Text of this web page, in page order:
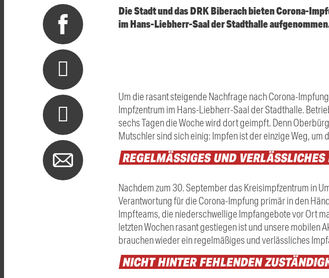
Die Stadt und das DRK Biberach bieten Corona-
im Hans-Liebherr-Saal der Stadthalle
Um die rasant steigende Nachfrage nach Corona-
Impfzentrum im Hans-Liebherr-Saal der Stadthalle.
sechs Tagen die Woche wird dort geimpft. Denn
Mutschler sind sich einig: Impfen ist der einzige Weg,
REGELMÄSSIGES UND VERLÄSSLICHES
Nachdem zum 30. September das Kreisimpfzentrum in
Verantwortung für die Corona-Impfung primär in den
Impfteams, die niederschwellige Impfangebote vor Ort
letzten Wochen rasant gestiegen ist und unsere mobilen
brauchen wieder ein regelmäßiges und verlässliches
NICHTHINTERFEHLENDEN